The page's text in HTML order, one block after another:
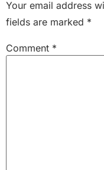
Your email address
fields are marked *
Comment *